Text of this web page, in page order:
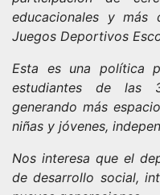
educacionales y
Juegos Deportivos
Esta es una política
estudiantes de las
generando más
niñas y jóvenes,
Nos interesa que el
de desarrollo social,